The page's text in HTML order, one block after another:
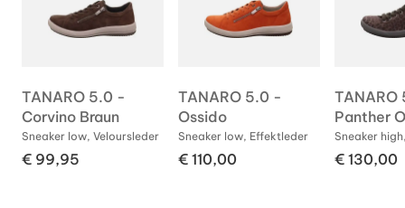
TANARO 5.0 -
Corvino Braun
Sneaker low, Veloursleder
€ 99,95
TANARO 5.0 -
Ossido
Sneaker low, Effektleder
€ 110,00
Panther
Sneaker
€ 130,00